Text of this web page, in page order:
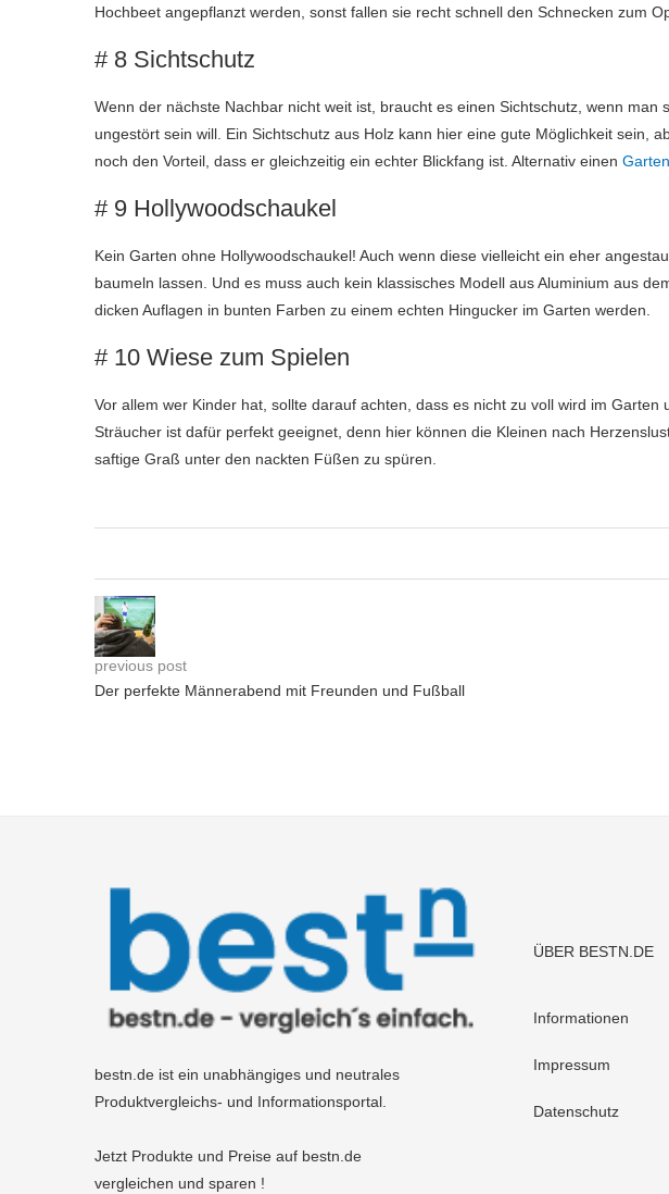
Hochbeet angepflanzt werden, sonst fallen sie recht schnell den Schnecken zum
# 8 Sichtschutz
Wenn der nächste Nachbar nicht weit ist, braucht es einen Sichtschutz, wenn
ungestört sein will. Ein Sichtschutz aus Holz kann hier eine gute Möglichkeit sein,
noch den Vorteil, dass er gleichzeitig ein echter Blickfang ist. Alternativ einen
# 9 Hollywoodschaukel
Kein Garten ohne Hollywoodschaukel! Auch wenn diese vielleicht ein eher
baumeln lassen. Und es muss auch kein klassisches Modell aus Aluminium aus
dicken Auflagen in bunten Farben zu einem echten Hingucker im Garten werden.
# 10 Wiese zum Spielen
Vor allem wer Kinder hat, sollte darauf achten, dass es nicht zu voll wird im
Sträucher ist dafür perfekt geeignet, denn hier können die Kleinen nach
saftige Graß unter den nackten Füßen zu spüren.
previous post
Der perfekte Männerabend mit Freunden und Fußball
bestn.de ist ein unabhängiges und neutrales
Produktvergleichs- und Informationsportal.
Jetzt Produkte und Preise auf bestn.de
vergleichen und sparen !
ÜBER BESTN.DE
Informationen
Impressum
Datenschutz